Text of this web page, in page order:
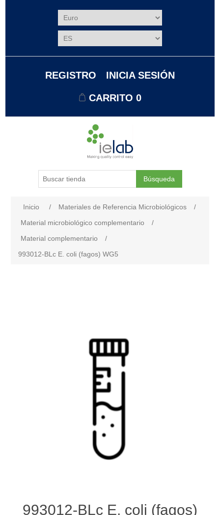
REGISTRO INICIA SESIÓN
CARRITO 0
Búsqueda
Inicio / Materiales de Referencia Microbiológicos
/
Material microbiológico complementario
/
Material complementario
/
993012-BLc E. coli (fagos) WG5
993012-BLc E. coli (fagos)